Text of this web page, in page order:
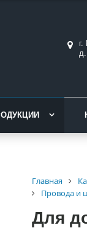
Главная
Провода и
Для